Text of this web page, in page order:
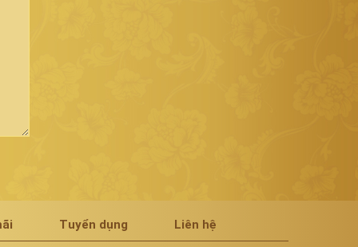
Tuyển dụng Liên hệ